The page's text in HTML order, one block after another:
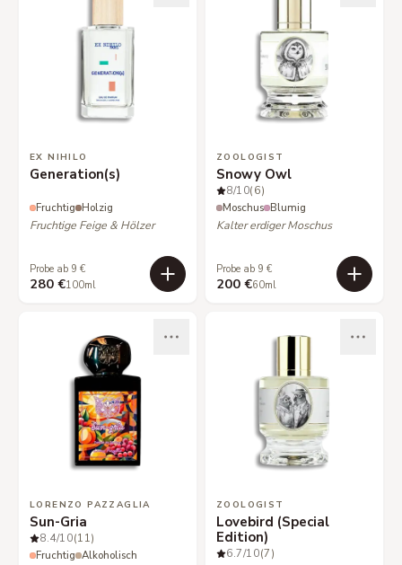
EX NIHILO
Generation(s)
Fruchtig Holzig
Fruchtige Feige & Hölzer
Probe ab 9 €
280 €100ml
ZOOLOGIST
Snowy Owl
8/10(6)
Moschus Blumig
Kalter erdiger Moschus
Probe ab 9 €
200 €60ml
LORENZO PAZZAGLIA
Sun-Gria
8.4/10(11)
Fruchtig Alkoholisch
ZOOLOGIST
Lovebird (Special
Edition)
6.7/10(7)